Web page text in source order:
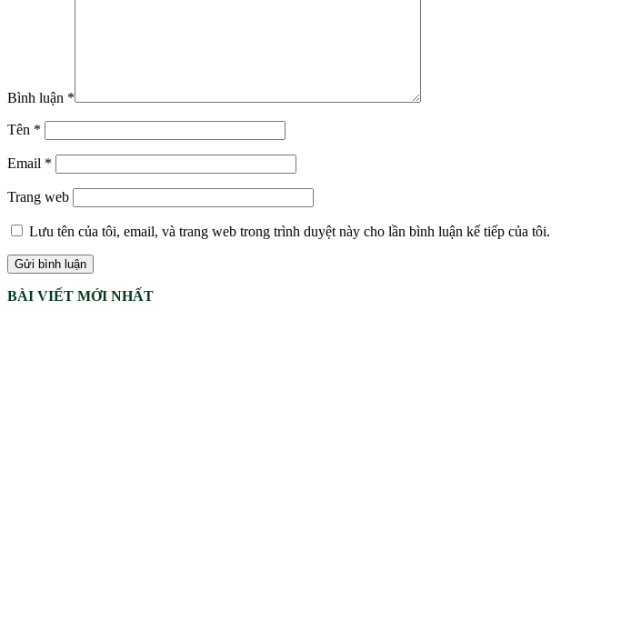
Bình luận *
Tên *
Email *
Trang web
Lưu tên của tôi, email, và trang web trong trình duyệt này cho lần bình luận kế tiếp của tôi.
BÀI VIẾT MỚI NHẤT